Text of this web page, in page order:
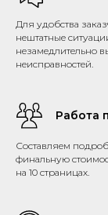
Для удобства
нештатные
незамедлительно
неисправностей.
Работа
Составляем
финальную
на 10 страницах.